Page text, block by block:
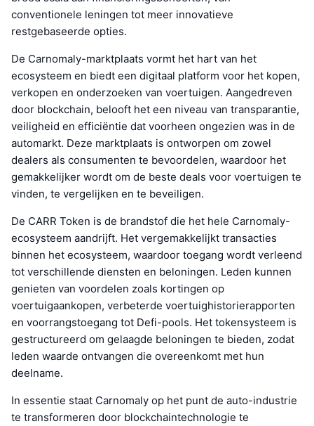
conventionele leningen tot meer innovatieve
restgebaseerde opties.
De Carnomaly-marktplaats vormt het hart van het
ecosysteem en biedt een digitaal platform voor het kopen,
verkopen en onderzoeken van voertuigen. Aangedreven
door blockchain, belooft het een niveau van transparantie,
veiligheid en efficiëntie dat voorheen ongezien was in de
automarkt. Deze marktplaats is ontworpen om zowel
dealers als consumenten te bevoordelen, waardoor het
gemakkelijker wordt om de beste deals voor voertuigen te
vinden, te vergelijken en te beveiligen.
De CARR Token is de brandstof die het hele Carnomaly-
ecosysteem aandrijft. Het vergemakkelijkt transacties
binnen het ecosysteem, waardoor toegang wordt verleend
tot verschillende diensten en beloningen. Leden kunnen
genieten van voordelen zoals kortingen op
voertuigaankopen, verbeterde voertuighistorierapporten
en voorrangstoegang tot Defi-pools. Het tokensysteem is
gestructureerd om gelaagde beloningen te bieden, zodat
leden waarde ontvangen die overeenkomt met hun
deelname.
In essentie staat Carnomaly op het punt de auto-industrie
te transformeren door blockchaintechnologie te